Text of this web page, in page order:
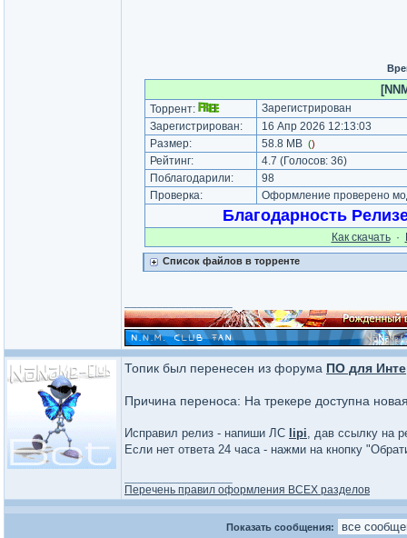
Торрент:
Зарегистрирован
Зарегистрирован:
16 Апр 2026 12:13:03
Размер:
58.8 MB ()
Рейтинг: 4.7 (Голосов: 36)
Поблагодарили:
98
Проверка:
Оформление проверено
Благодарность
Как cкачать·
Список файлов в торренте
Топик был перенесен из форума ПО для
Причина переноса: На трекере доступна
Исправил релиз - напиши ЛС lipi, дав ссылку на
Если нет ответа 24 часа - нажми на кнопку
Перечень правил оформления ВСЕХ разделов
Показать сообщения: